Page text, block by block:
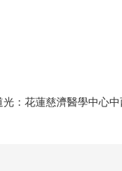
：花蓮慈濟醫學中心